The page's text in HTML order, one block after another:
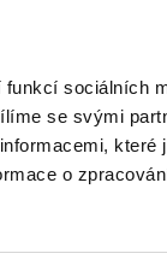
funkcí sociálních
se svými
které
o